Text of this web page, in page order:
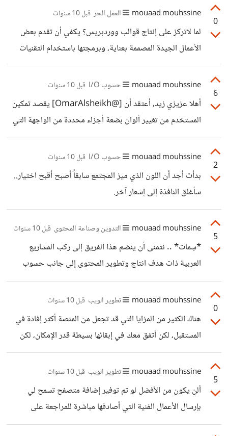
قدمته، وهذا أيضاً يبقى أمراً شخصياً يختلف من لاعب لآخر،
ألعاب مثل The Order 1886 حصلت على تقييمات ضعيفة،
تمت مهاجتمها وكأن فريق Ready at Dawn وعد الجميع بشيء
0
mouaad mouhssine العمل الحر قبل 10 سنوات
لما لاتركز على إنتاج قوالب ووردبريس؟ يكفي أن تقدم بعض
الأعمال الجيدة المصممة بعناية، وبرمجتها باستخدام التقنيات
الحديثة وتوفير الدعم من حين لآخر عند الحاجة، والبدء ببيعها
على المنصات المتاحة مثل Themeforest وغيرها.
6
mouaad mouhssine حسوب I/O قبل 10 سنوات
أهلا عزيزي زيد، أعتقد أن [@OmarAlsheikh] يقصد تمكين
المستخدم من تغيير ألوان بضعة أجزاء محددة من الواجهة التي
تظهر له شخصياً، أي أن هذا لن يؤثر على تجربة الإستخدام، أو
مايراه باقي الأعضاء، وأظن أن الفكرة مطبقة أصلاً في الكثير من
الشبكات بداية من MySpace وصولاً إلى Twitter و Ask.
2
mouaad mouhssine حسوب I/O قبل 10 سنوات
بدأت أجد أن اللون الذي ميز المجتمع سابقاً أصبح أقبح اختيار..
سأغلق النافذة إلى إشعار آخر.
5
mouaad mouhssine التدوين وصناعة المحتوى قبل 10 سنوات
*سِمات* .. نتمنى أن ينضم هذا الفريق إلى ركب المشاريع
العربية ذات هدف انتاج وتطوير المحتوى إلى جانب حسوب
وغيرها، خصوصاً أنها تركز على المحتوى التعليمي. بالتوفيق لكم!
0
mouaad mouhssine تطوير الويب قبل 10 سنوات
هناك الكثير من المزايا التي قد تجعل من المنصة أكثر إفادة في
المستقبل، لكن أتفق معك في إبقائها بسيطة قدر الإمكان، لكن
لاتنسى أيضاً توفير أفضل تجربة استخدام (y) وبالتوفيق.
5
mouaad mouhssine تطوير الويب قبل 10 سنوات
ألن يكون من الأفضل لو تم توفير إضافة متصفح تسمح لي
بإرسال الأعمال الفنية التي أصادفها مباشرة للمراجعة على
الموقع؟